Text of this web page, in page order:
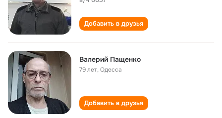
Добавить в друзья
Валерий Пащенко
79 лет,Одесса
Добавить в друзья